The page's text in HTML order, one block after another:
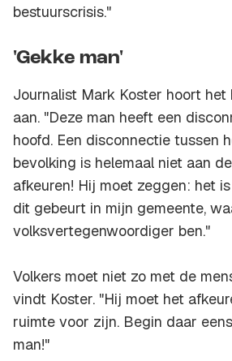
bestuurscrisis."
'Gekke man'
Journalist Mark Koster hoort
aan. "Deze man heeft een
hoofd. Een disconnectie tussen
bevolking is helemaal niet aan
afkeuren! Hij moet zeggen: het
dit gebeurt in mijn gemeente,
volksvertegenwoordiger ben."
Volkers moet niet zo met de
vindt Koster. "Hij moet het
ruimte voor zijn. Begin daar
man!"